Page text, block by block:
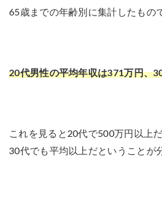
65歳までの年齢別に集計したもの
20代男性の平均年収は371万円、
これを見ると20代で500万円以上
30代でも平均以上だということが